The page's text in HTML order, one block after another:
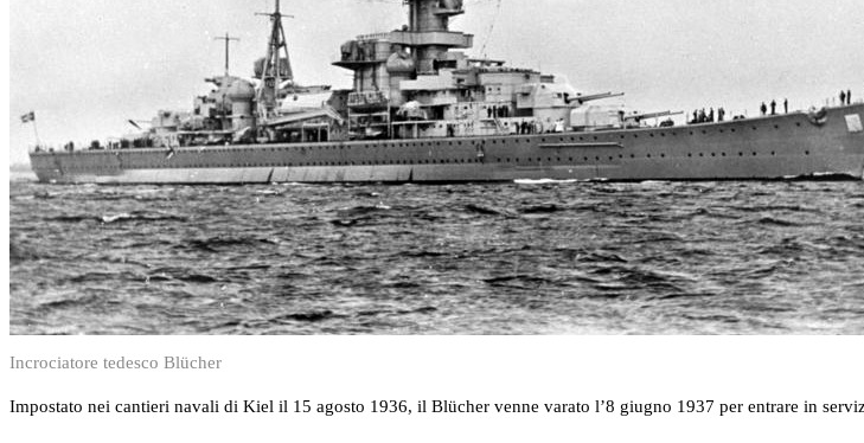
Incrociatore tedesco Blücher
Impostato nei cantieri navali di Kiel il 15 agosto 1936, il Blücher venne varato l’8 giugno 1937 per entrare in